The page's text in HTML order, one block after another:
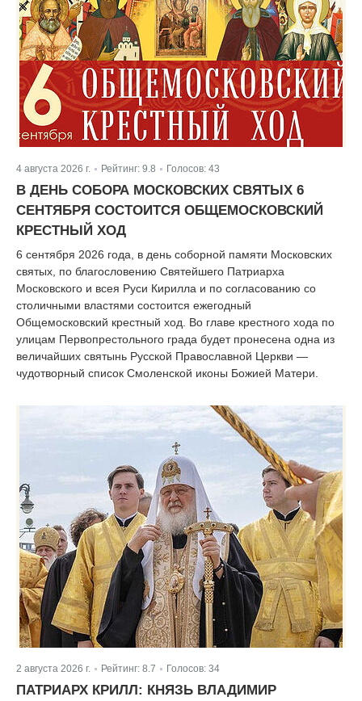
4 августа 2026 г. | Рейтинг: 9.8 Голосов: 43
В ДЕНЬ СОБОРА МОСКОВСКИХ СВЯТЫХ 6
СЕНТЯБРЯ СОСТОИТСЯ ОБЩЕМОСКОВСКИЙ
КРЕСТНЫЙ ХОД
6 сентября 2026 года, в день соборной памяти Московских
святых, по благословению Святейшего Патриарха
Московского и всея Руси Кирилла и по согласованию со
столичными властями состоится ежегодный
Общемосковский крестный ход. Во главе крестного хода по
улицам Первопрестольного града будет пронесена одна из
величайших святынь Русской Православной Церкви —
чудотворный список Смоленской иконы Божией Матери.
2 августа 2026 г. Рейтинг: 8.7 Голосов: 34
ПАТРИАРХ КРИЛЛ: КНЯЗЬ ВЛАДИМИР